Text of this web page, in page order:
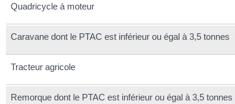
Quadricycle à moteur
Caravane dont le PTAC est inférieur ou égal à 3,5 tonnes
Tracteur agricole
Remorque dont le PTAC est inférieur ou égal à 3,5